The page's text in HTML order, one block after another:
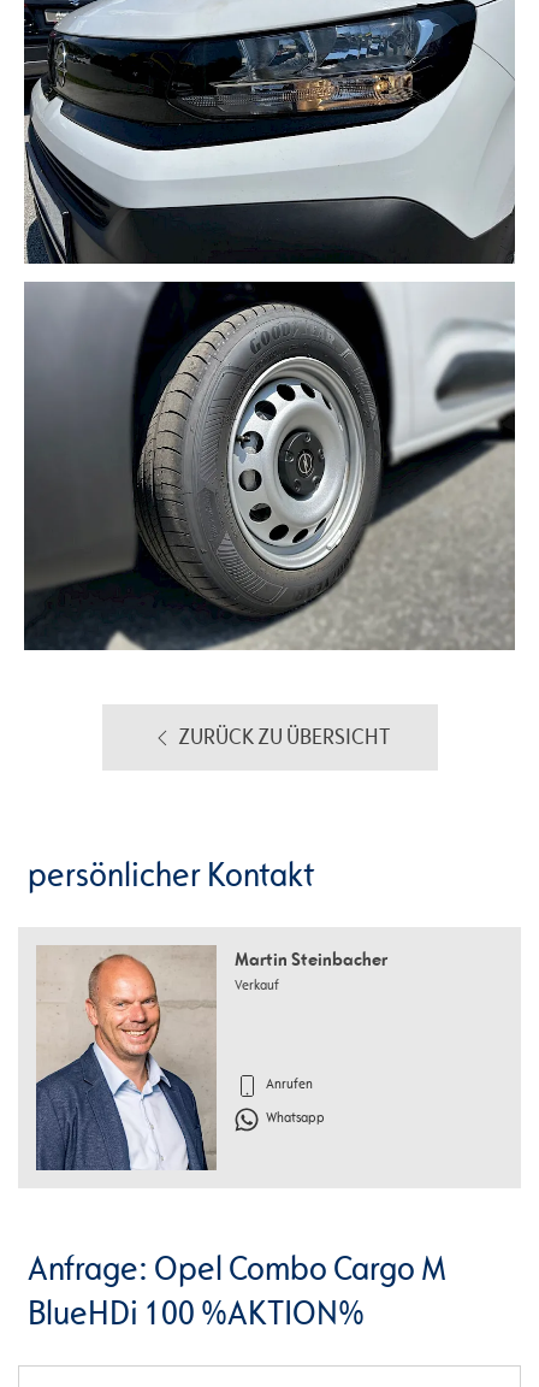
ZURÜCK ZU ÜBERSICHT
persönlicher Kontakt
Martin Steinbacher
Verkauf
Anrufen
Whatsapp
Anfrage: Opel Combo Cargo M
BlueHDi 100 %AKTION%